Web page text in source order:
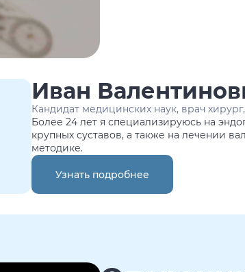
Иван
Кандидат медицинских наук, врач
Более 24 лет я специализируюсь на
крупных суставов, а также на лечении
методике.
Узнать подробнее